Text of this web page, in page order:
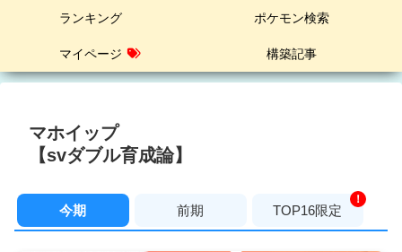
ランキング ポケモン検索
マイページ 構築記事
マホイップ
【svダブル育成論】
今期 前期 TOP16限定
！